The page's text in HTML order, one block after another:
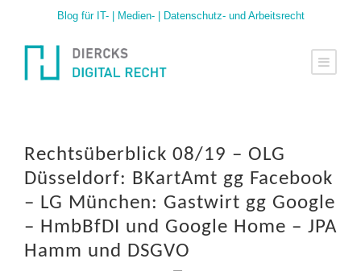
Blog für IT- | Medien- | Datenschutz- und Arbeitsrecht
Rechtsüberblick 08/19 – OLG
Düsseldorf: BKartAmt gg Facebook
– LG München: Gastwirt gg Google
– HmbBfDI und Google Home – JPA
Hamm und DSGVO